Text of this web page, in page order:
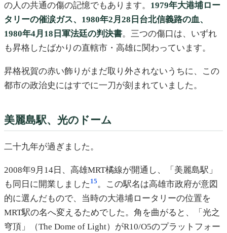
の人の共通の傷の記憶でもあります。 1979年大港埔ロー
タリーの催涙ガス、1980年2月28日台北信義路の血、
1980年4月18日軍法廷の判決書。三つの傷口は、いずれ
も昇格したばかりの直轄市・高雄に関わっています。
昇格祝賀の赤い飾りがまだ取り外されないうちに、この
都市の政治史にはすでに一刀が刻まれていました。
美麗島駅、光のドーム
二十九年が過ぎました。
2008年9月14日、高雄MRT橘線が開通し、「美麗島駅」
も同日に開業しました 15 。この駅名は高雄市政府が意図
的に選んだもので、当時の大港埔ロータリーの位置を
MRT駅の名へ変えるためでした。角を曲がると、「光之
穹頂」（The Dome of Light）がR10/O5のプラットフォー